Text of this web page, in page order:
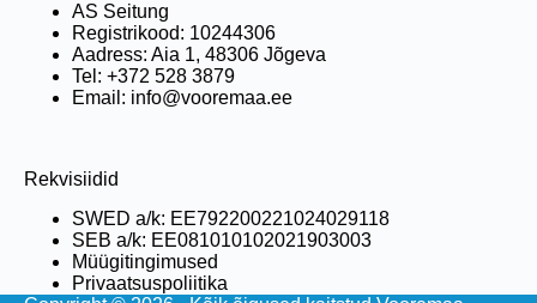
AS Seitung
Registrikood: 10244306
Aadress: Aia 1, 48306 Jõgeva
Tel: +372 528 3879
Email: info@vooremaa.ee
Rekvisiidid
SWED a/k: EE792200221024029118
SEB a/k: EE081010102021903003
Müügitingimused
Privaatsuspoliitika